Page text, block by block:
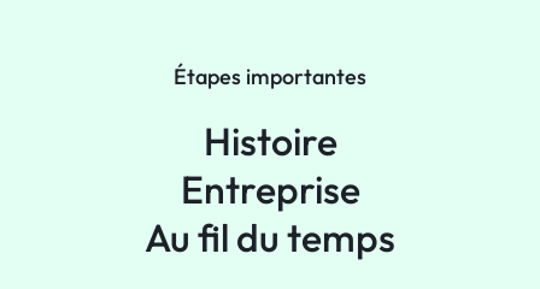
Étapes importantes
Histoire
Entreprise
Au fil du temps